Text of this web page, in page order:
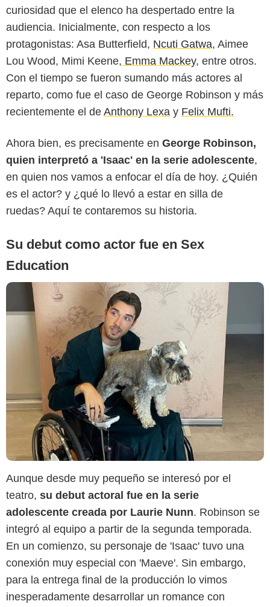
curiosidad que el elenco ha despertado entre la
audiencia. Inicialmente, con respecto a los
protagonistas: Asa Butterfield, Ncuti Gatwa, Aimee
Lou Wood, Mimi Keene, Emma Mackey, entre otros.
Con el tiempo se fueron sumando más actores al
reparto, como fue el caso de George Robinson y más
recientemente el de Anthony Lexa y Felix Mufti.
Ahora bien, es precisamente en George Robinson,
quien interpretó a 'Isaac' en la serie adolescente,
en quien nos vamos a enfocar el día de hoy. ¿Quién
es el actor? y ¿qué lo llevó a estar en silla de
ruedas? Aquí te contaremos su historia.
Su debut como actor fue en Sex
Education
Instagram @georgerossrobinson
Aunque desde muy pequeño se interesó por el
teatro, su debut actoral fue en la serie
adolescente creada por Laurie Nunn. Robinson se
integró al equipo a partir de la segunda temporada.
En un comienzo, su personaje de 'Isaac' tuvo una
conexión muy especial con 'Maeve'. Sin embargo,
para la entrega final de la producción lo vimos
inesperadamente desarrollar un romance con